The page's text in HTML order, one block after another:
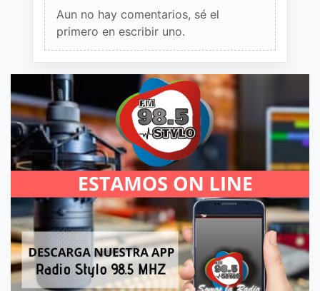
Aun no hay comentarios, sé el
primero en escribir uno.